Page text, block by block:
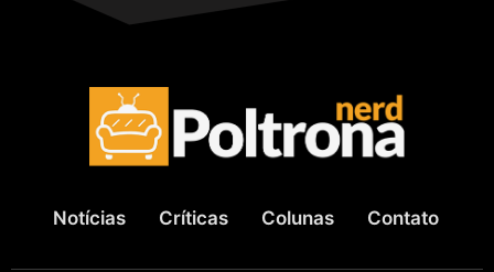
Notícias Críticas Colunas Contato